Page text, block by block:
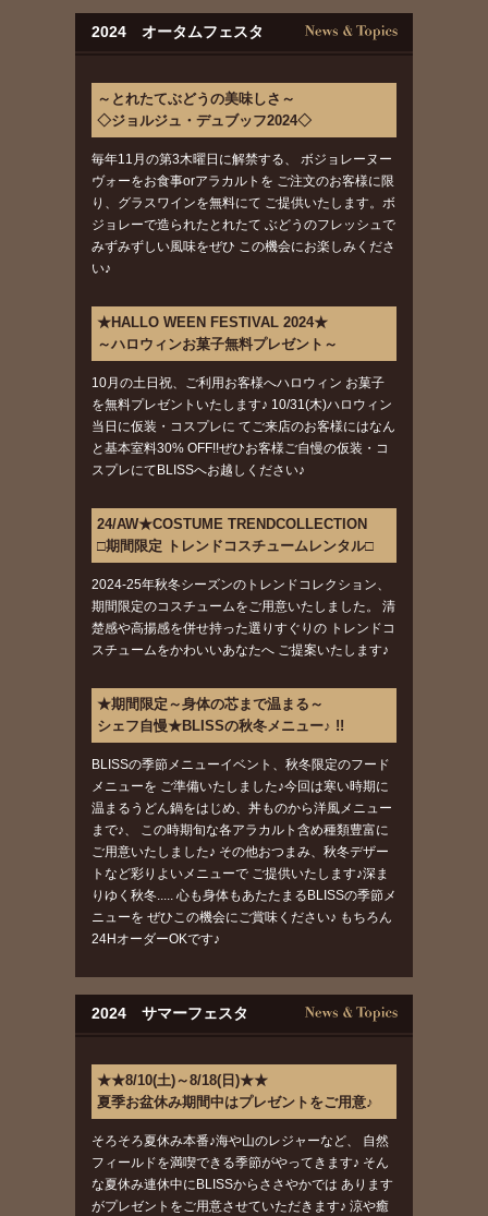
2024 オータムフェスタ
～とれたてぶどうの美味しさ～
◇ジョルジュ・デュブッフ2024◇
毎年11月の第3木曜日に解禁する、 ボジョレーヌー
ヴォーをお食事orアラカルトを ご注文のお客様に限
り、グラスワインを無料にて ご提供いたします。ボ
ジョレーで造られたとれたて ぶどうのフレッシュで
みずみずしい風味をぜひ この機会にお楽しみくださ
い♪
★HALLO WEEN FESTIVAL 2024★
～ハロウィンお菓子無料プレゼント～
10月の土日祝、ご利用お客様へハロウィン お菓子
を無料プレゼントいたします♪ 10/31(木)ハロウィン
当日に仮装・コスプレに てご来店のお客様にはなん
と基本室料30% OFF!!ぜひお客様ご自慢の仮装・コ
スプレにてBLISSへお越しください♪
24/AW★COSTUME TRENDCOLLECTION
□期間限定 トレンドコスチュームレンタル□
2024-25年秋冬シーズンのトレンドコレクション、
期間限定のコスチュームをご用意いたしました。 清
楚感や高揚感を併せ持った選りすぐりの トレンドコ
スチュームをかわいいあなたへ ご提案いたします♪
★期間限定～身体の芯まで温まる～
シェフ自慢★BLISSの秋冬メニュー♪ !!
BLISSの季節メニューイベント、秋冬限定のフード
メニューを ご準備いたしました♪今回は寒い時期に
温まるうどん鍋をはじめ、丼ものから洋風メニュー
まで♪、 この時期旬な各アラカルト含め種類豊富に
ご用意いたしました♪ その他おつまみ、秋冬デザー
トなど彩りよいメニューで ご提供いたします♪深ま
りゆく秋冬..... 心も身体もあたたまるBLISSの季節メ
ニューを ぜひこの機会にご賞味ください♪ もちろん
24HオーダーOKです♪
2024 サマーフェスタ
★★8/10(土)～8/18(日)★★
夏季お盆休み期間中はプレゼントをご用意♪
そろそろ夏休み本番♪海や山のレジャーなど、 自然
フィールドを満喫できる季節がやってきます♪ そん
な夏休み連休中にBLISSからささやかでは あります
がプレゼントをご用意させていただきます♪ 涼や癒